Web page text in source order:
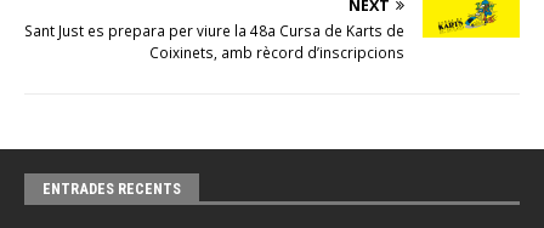
NEXT
Sant Just es prepara per viure la 48a Cursa de Karts de
Coixinets, amb rècord d’inscripcions
ENTRADES RECENTS